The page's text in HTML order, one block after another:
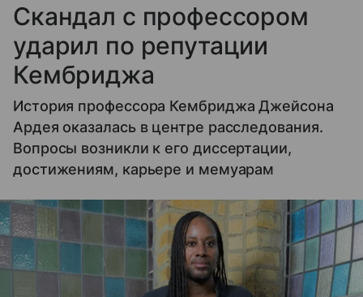
Скандал с профессором
ударил по репутации
Кембриджа
История профессора Кембриджа Джейсона
Ардея оказалась в центре расследования.
Вопросы возникли к его диссертации,
достижениям, карьере и мемуарам